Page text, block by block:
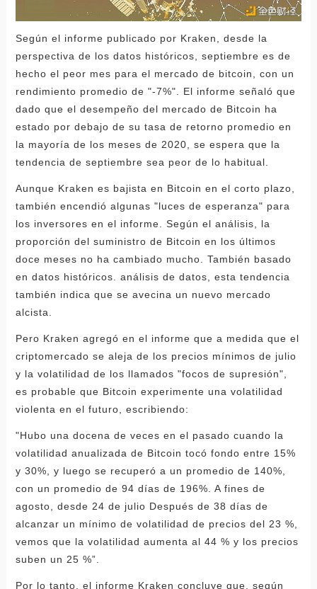
Según el informe publicado por Kraken, desde la
perspectiva de los datos históricos, septiembre es de
hecho el peor mes para el mercado de bitcoin, con un
rendimiento promedio de "-7%". El informe señaló que
dado que el desempeño del mercado de Bitcoin ha
estado por debajo de su tasa de retorno promedio en
la mayoría de los meses de 2020, se espera que la
tendencia de septiembre sea peor de lo habitual.
Aunque Kraken es bajista en Bitcoin en el corto plazo,
también encendió algunas "luces de esperanza" para
los inversores en el informe. Según el análisis, la
proporción del suministro de Bitcoin en los últimos
doce meses no ha cambiado mucho. También basado
en datos históricos. análisis de datos, esta tendencia
también indica que se avecina un nuevo mercado
alcista.
Pero Kraken agregó en el informe que a medida que el
criptomercado se aleja de los precios mínimos de julio
y la volatilidad de los llamados "focos de supresión",
es probable que Bitcoin experimente una volatilidad
violenta en el futuro, escribiendo:
"Hubo una docena de veces en el pasado cuando la
volatilidad anualizada de Bitcoin tocó fondo entre 15%
y 30%, y luego se recuperó a un promedio de 140%,
con un promedio de 94 días de 196%. A fines de
agosto, desde 24 de julio Después de 38 días de
alcanzar un mínimo de volatilidad de precios del 23 %,
vemos que la volatilidad aumenta al 44 % y los precios
suben un 25 %”.
Por lo tanto, el informe Kraken concluye que, según